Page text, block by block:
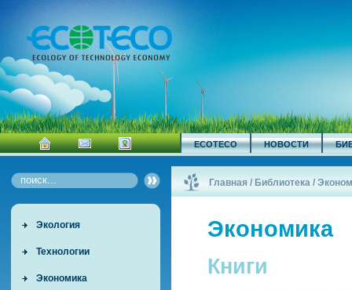
ECOTECO НОВОСТИ
Экология
Технологии
Экономика
Главная / Библиотека /
Экономика
Книги